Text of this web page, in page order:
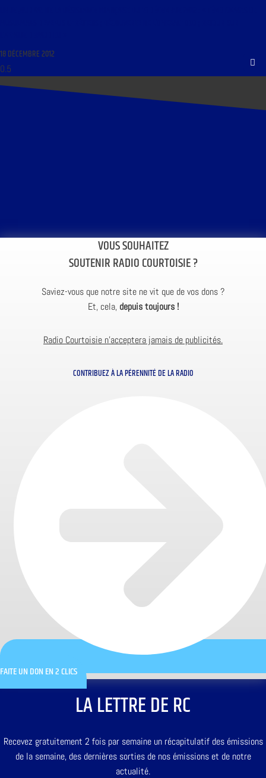
18 DÉCEMBRE 2012
VOUS SOUHAITEZ
SOUTENIR RADIO COURTOISIE ?
Saviez-vous que notre site ne vit que de vos dons ?
Et, cela, depuis toujours !
Radio Courtoisie n’acceptera jamais de publicités.
CONTRIBUEZ À LA PÉRENNITÉ DE LA RADIO
FAITE UN DON EN 2 CLICS
LA LETTRE DE RC
Recevez gratuitement 2 fois par semaine un récapitulatif des émissions
de la semaine, des dernières sorties de nos émissions et de notre
actualité.